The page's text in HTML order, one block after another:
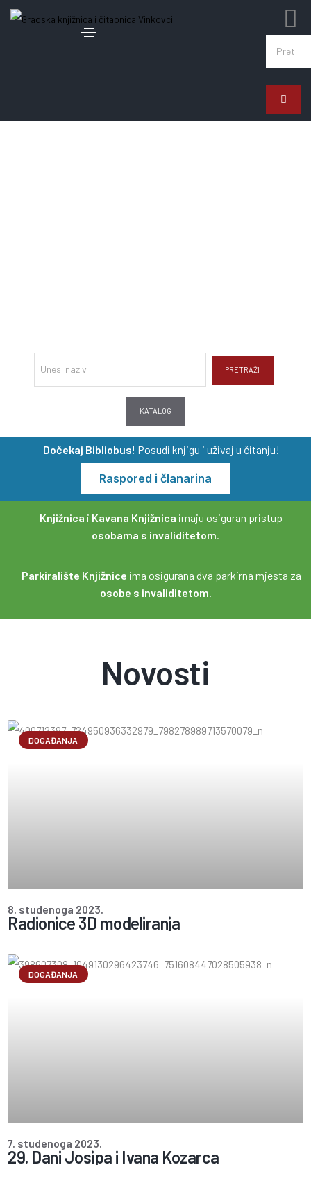
PRETRAŽI
KATALOG
Dočekaj Bibliobus! Posudi knjigu i uživaj u čitanju!
Raspored i članarina
Knjižnica i Kavana Knjižnica imaju osiguran pristup
osobama s invaliditetom
Parkiralište Knjižnice ima osigurana dva parkirna mjesta za
osobe s invaliditetom
Novosti
DOGAĐANJA
Radionice 3D modeliranja
8. studenoga 2023.
DOGAĐANJA
29. Dani Josipa i Ivana Kozarca
7. studenoga 2023.